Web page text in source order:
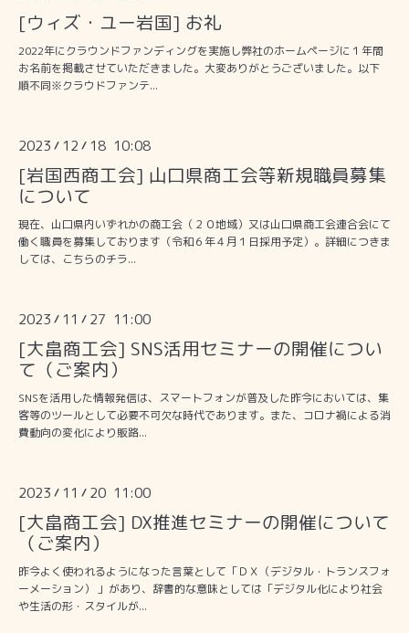
[ウィズ・ユー岩国] お礼
2022年にクラウンドファンディングを実施し弊社のホームページに１年間
お名前を掲載させていただきました。大変ありがとうございました。以下
順不同※クラウドファンテ...
2023 / 12 / 18 10:08
[岩国西商工会] 山口県商工会等新規職員募集
について
現在、山口県内いずれかの商工会（２０地域）又は山口県商工会連合会にて
働く職員を募集しております（令和６年４月１日採用予定）。詳細につきま
しては、こちらのチラ...
2023 / 11 / 27 11:00
[大畠商工会] SNS活用セミナーの開催につい
て（ご案内）
SNSを活用した情報発信は、スマートフォンが普及した昨今においては、集
客等のツールとして必要不可欠な時代であります。また、コロナ禍による消
費動向の変化により販路...
2023 / 11 / 20 11:00
[大畠商工会] DX推進セミナーの開催について
（ご案内）
昨今よく使われるようになった言葉として「ＤＸ（デジタル・トランスフォ
ーメーション） 」があり、辞書的な意味としては「デジタル化により社会
や生活の形・スタイルが...